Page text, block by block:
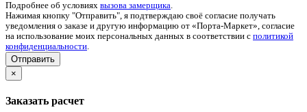
Подробнее об условиях вызова замерщика.
Нажимая кнопку "Отправить", я подтверждаю своё согласие получать
уведомления о заказе и другую информацию от «Порта-Маркет», согласие
на использование моих персональных данных в соответствии с политикой
конфиденциальности.
Отправить
×
Заказать расчет